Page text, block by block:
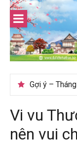
Skip
content
Vi vu
nên vui